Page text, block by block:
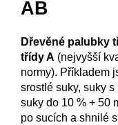
AB
Dřevěné palubky
třídy A (nejvyšší
normy). Příkladem
srostlé suky, suky
suky do 10 % + 50
po sucích a shnilé